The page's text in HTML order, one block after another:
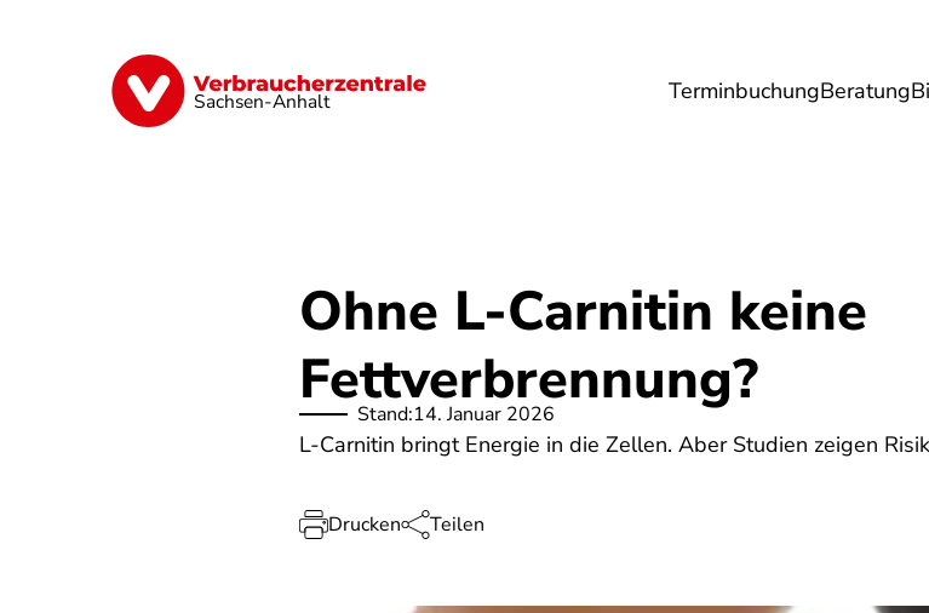
Sachsen-Anhalt TerminbuchungBeratung
Finanzen Digitales Lebensmittel Gesundheit
Ohne L-Carnitin keine
Fettverbrennung?
Stand:14. Januar 2026
L-Carnitin bringt Energie in die Zellen. Aber Studien zeigen
Drucken Teilen